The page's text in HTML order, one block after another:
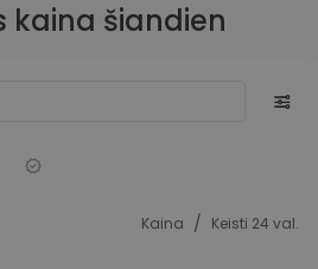
kaina šiandien
Kaina / Keisti 24 val.